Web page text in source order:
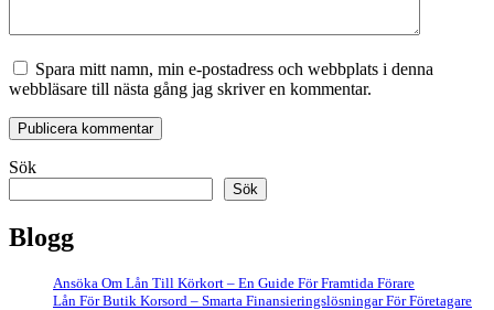
Spara mitt namn, min e-postadress och webbplats i denna
webbläsare till nästa gång jag skriver en kommentar.
Sök
Sök
Blogg
Ansöka Om Lån Till Körkort – En Guide För Framtida Förare
Lån För Butik Korsord – Smarta Finansieringslösningar För Företagare